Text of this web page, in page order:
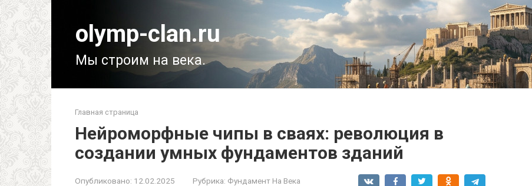
olymp-clan.ru
Мы строим на века.
Главная страница
Нейроморфные чипы в сваях: революция в
создании умных фундаментов зданий
Опубликовано: 12.02.2025 Рубрика: Фундамент На Века